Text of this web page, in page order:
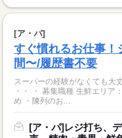
[ア・パ]
すぐ慣れるお仕事！
間〜/履歴書不要
スーパーの経験がなくても大
・・ ・ 募集職種 生鮮エリア
め ・陳列のお...
[ア・パ]レジ打ち、